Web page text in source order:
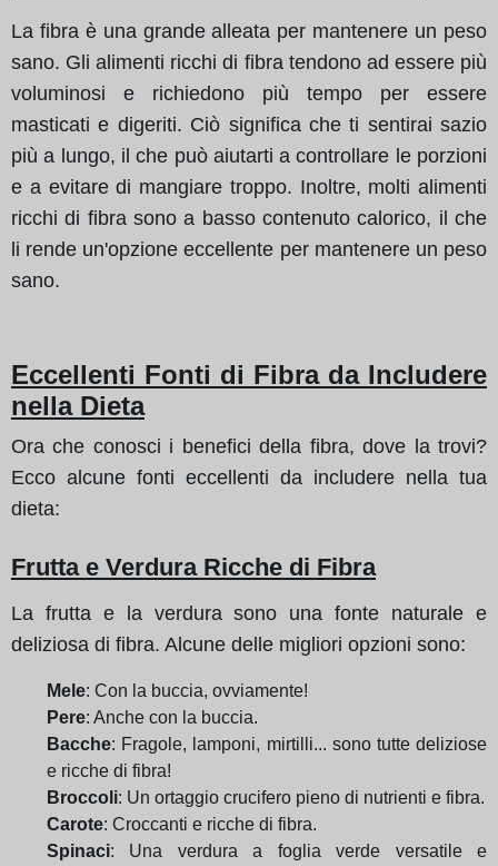
La fibra è una grande alleata per mantenere un peso
sano. Gli alimenti ricchi di fibra tendono ad essere più
voluminosi e richiedono più tempo per essere
masticati e digeriti. Ciò significa che ti sentirai sazio
più a lungo, il che può aiutarti a controllare le porzioni
e a evitare di mangiare troppo. Inoltre, molti alimenti
ricchi di fibra sono a basso contenuto calorico, il che
li rende un'opzione eccellente per mantenere un peso
sano.
Eccellenti Fonti di Fibra da Includere
nella Dieta
Ora che conosci i benefici della fibra, dove la trovi?
Ecco alcune fonti eccellenti da includere nella tua
dieta:
Frutta e Verdura Ricche di Fibra
La frutta e la verdura sono una fonte naturale e
deliziosa di fibra. Alcune delle migliori opzioni sono:
Mele: Con la buccia, ovviamente!
Pere: Anche con la buccia.
Bacche: Fragole, lamponi, mirtilli... sono tutte deliziose
e ricche di fibra!
Broccoli: Un ortaggio crucifero pieno di nutrienti e fibra.
Carote: Croccanti e ricche di fibra.
Spinaci: Una verdura a foglia verde versatile e